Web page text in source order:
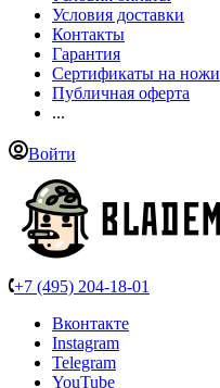
Условия доставки
Контакты
Гарантия
Сертификаты на ножи
Публичная оферта
...
Войти
+7 (495) 204-18-01
Вконтакте
Instagram
Telegram
YouTube